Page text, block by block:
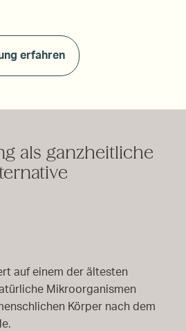
erfahren
als ganzheitliche
auf einem der ältesten
Mikroorganismen
Körper nach dem